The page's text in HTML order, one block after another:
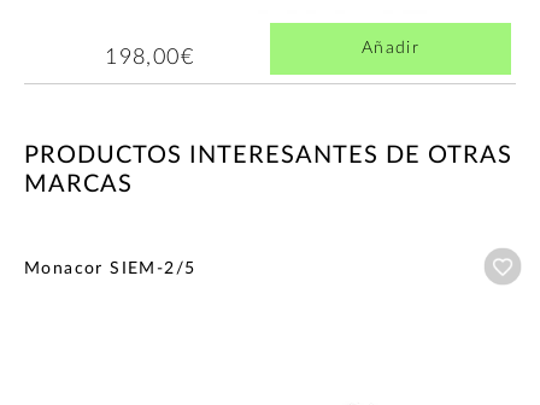
198,00€ Añadir
PRODUCTOS INTERESANTES DE OTRAS
MARCAS
Monacor SIEM-2/5